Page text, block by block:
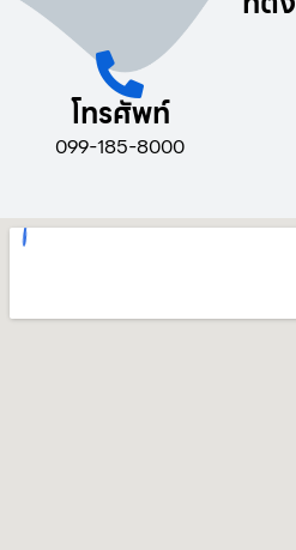
โทรศัพท์
099-185-8000